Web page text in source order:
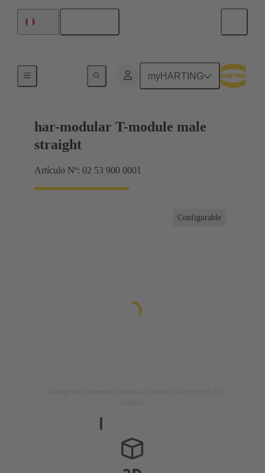
myHARTING
har-modular T-module male
straight
Artículo Nº: 02 53 900 0001
Configurable